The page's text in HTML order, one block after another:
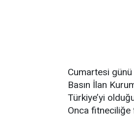
Cumartesi günü
Basın İlan
Türkiye’yi
Onca fitneciliğe